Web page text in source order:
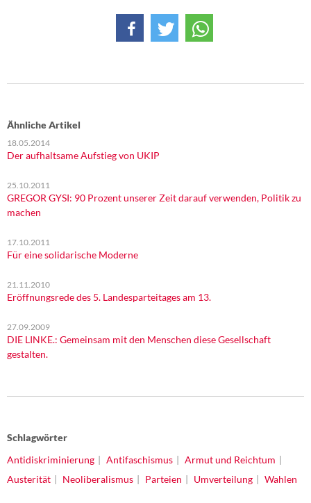
Ähnliche Artikel
18.05.2014
Der aufhaltsame Aufstieg von UKIP
25.10.2011
GREGOR GYSI: 90 Prozent unserer Zeit darauf verwenden, Politik zu
machen
17.10.2011
Für eine solidarische Moderne
21.11.2010
Eröffnungsrede des 5. Landesparteitages am 13.
27.09.2009
DIE LINKE.: Gemeinsam mit den Menschen diese Gesellschaft
gestalten.
Schlagwörter
Antidiskriminierung
Antifaschismus
Armut und Reichtum
Austerität
Neoliberalismus Parteien Umverteilung Wahlen